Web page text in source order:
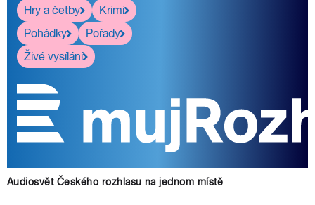
Hry a četby
Krimi
Pohádky
Pořady
Živé vysílání
Audiosvět Českého rozhlasu na jednom místě